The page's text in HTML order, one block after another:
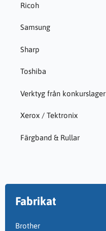
Ricoh
Samsung
Sharp
Toshiba
Verktyg från konkurslager
Xerox / Tektronix
Färgband & Rullar
Fabrikat
Brother